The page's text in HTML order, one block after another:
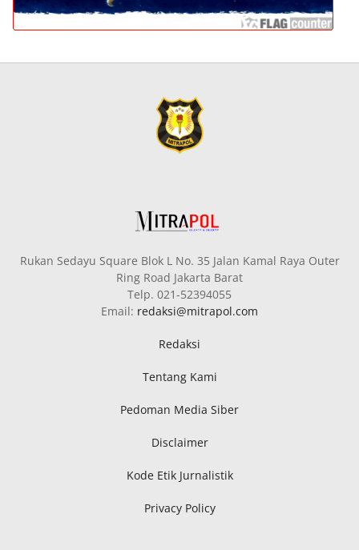
Rukan Sedayu Square Blok L No. 35 Jalan Kamal Raya Outer
Ring Road Jakarta Barat
Telp. 021-52394055
Email: redaksi@mitrapol.com
Redaksi
Tentang Kami
Pedoman Media Siber
Disclaimer
Kode Etik Jurnalistik
Privacy Policy